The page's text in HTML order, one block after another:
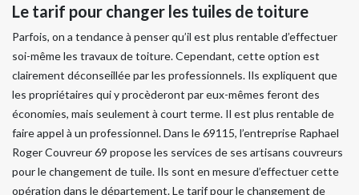
Le tarif pour changer les tuiles de toiture
Parfois, on a tendance à penser qu’il est plus rentable d’effectuer
soi-même les travaux de toiture. Cependant, cette option est
clairement déconseillée par les professionnels. Ils expliquent que
les propriétaires qui y procèderont par eux-mêmes feront des
économies, mais seulement à court terme. Il est plus rentable de
faire appel à un professionnel. Dans le 69115, l’entreprise Raphael
Roger Couvreur 69 propose les services de ses artisans couvreurs
pour le changement de tuile. Ils sont en mesure d’effectuer cette
opération dans le département. Le tarif pour le changement de